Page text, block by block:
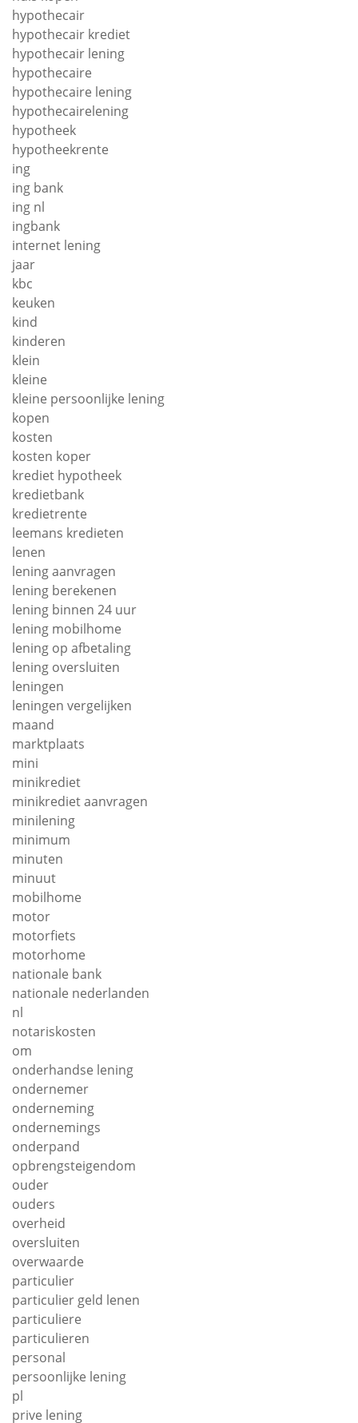
hypothecair
hypothecair krediet
hypothecair lening
hypothecaire
hypothecaire lening
hypothecairelening
hypotheek
hypotheekrente
ing
ing bank
ing nl
ingbank
internet lening
jaar
kbc
keuken
kind
kinderen
klein
kleine
kleine persoonlijke lening
kopen
kosten
kosten koper
krediet hypotheek
kredietbank
kredietrente
leemans kredieten
lenen
lening aanvragen
lening berekenen
lening binnen 24 uur
lening mobilhome
lening op afbetaling
lening oversluiten
leningen
leningen vergelijken
maand
marktplaats
mini
minikrediet
minikrediet aanvragen
minilening
minimum
minuten
minuut
mobilhome
motor
motorfiets
motorhome
nationale bank
nationale nederlanden
nl
notariskosten
om
onderhandse lening
ondernemer
onderneming
ondernemings
onderpand
opbrengsteigendom
ouder
ouders
overheid
oversluiten
overwaarde
particulier
particulier geld lenen
particuliere
particulieren
personal
persoonlijke lening
pl
prive lening